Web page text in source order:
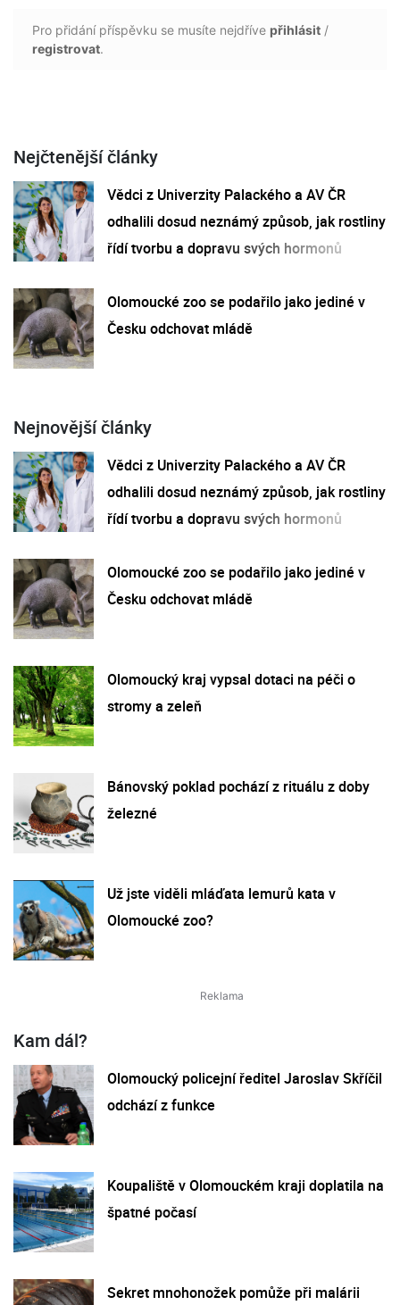
Pro přidání příspěvku se musíte nejdříve přihlásit /
registrovat.
Nejčtenější články
Vědci z Univerzity Palackého a AV ČR
odhalili dosud neznámý způsob, jak rostliny
řídí tvorbu a dopravu svých hormonů
Olomoucké zoo se podařilo jako jediné v
Česku odchovat mládě
Nejnovější články
Vědci z Univerzity Palackého a AV ČR
odhalili dosud neznámý způsob, jak rostliny
řídí tvorbu a dopravu svých hormonů
Olomoucké zoo se podařilo jako jediné v
Česku odchovat mládě
Olomoucký kraj vypsal dotaci na péči o
stromy a zeleň
Bánovský poklad pochází z rituálu z doby
železné
Už jste viděli mláďata lemurů kata v
Olomoucké zoo?
Kam dál?
Olomoucký policejní ředitel Jaroslav Skříčil
odchází z funkce
Koupaliště v Olomouckém kraji doplatila na
špatné počasí
Sekret mnohonožek pomůže při malárii